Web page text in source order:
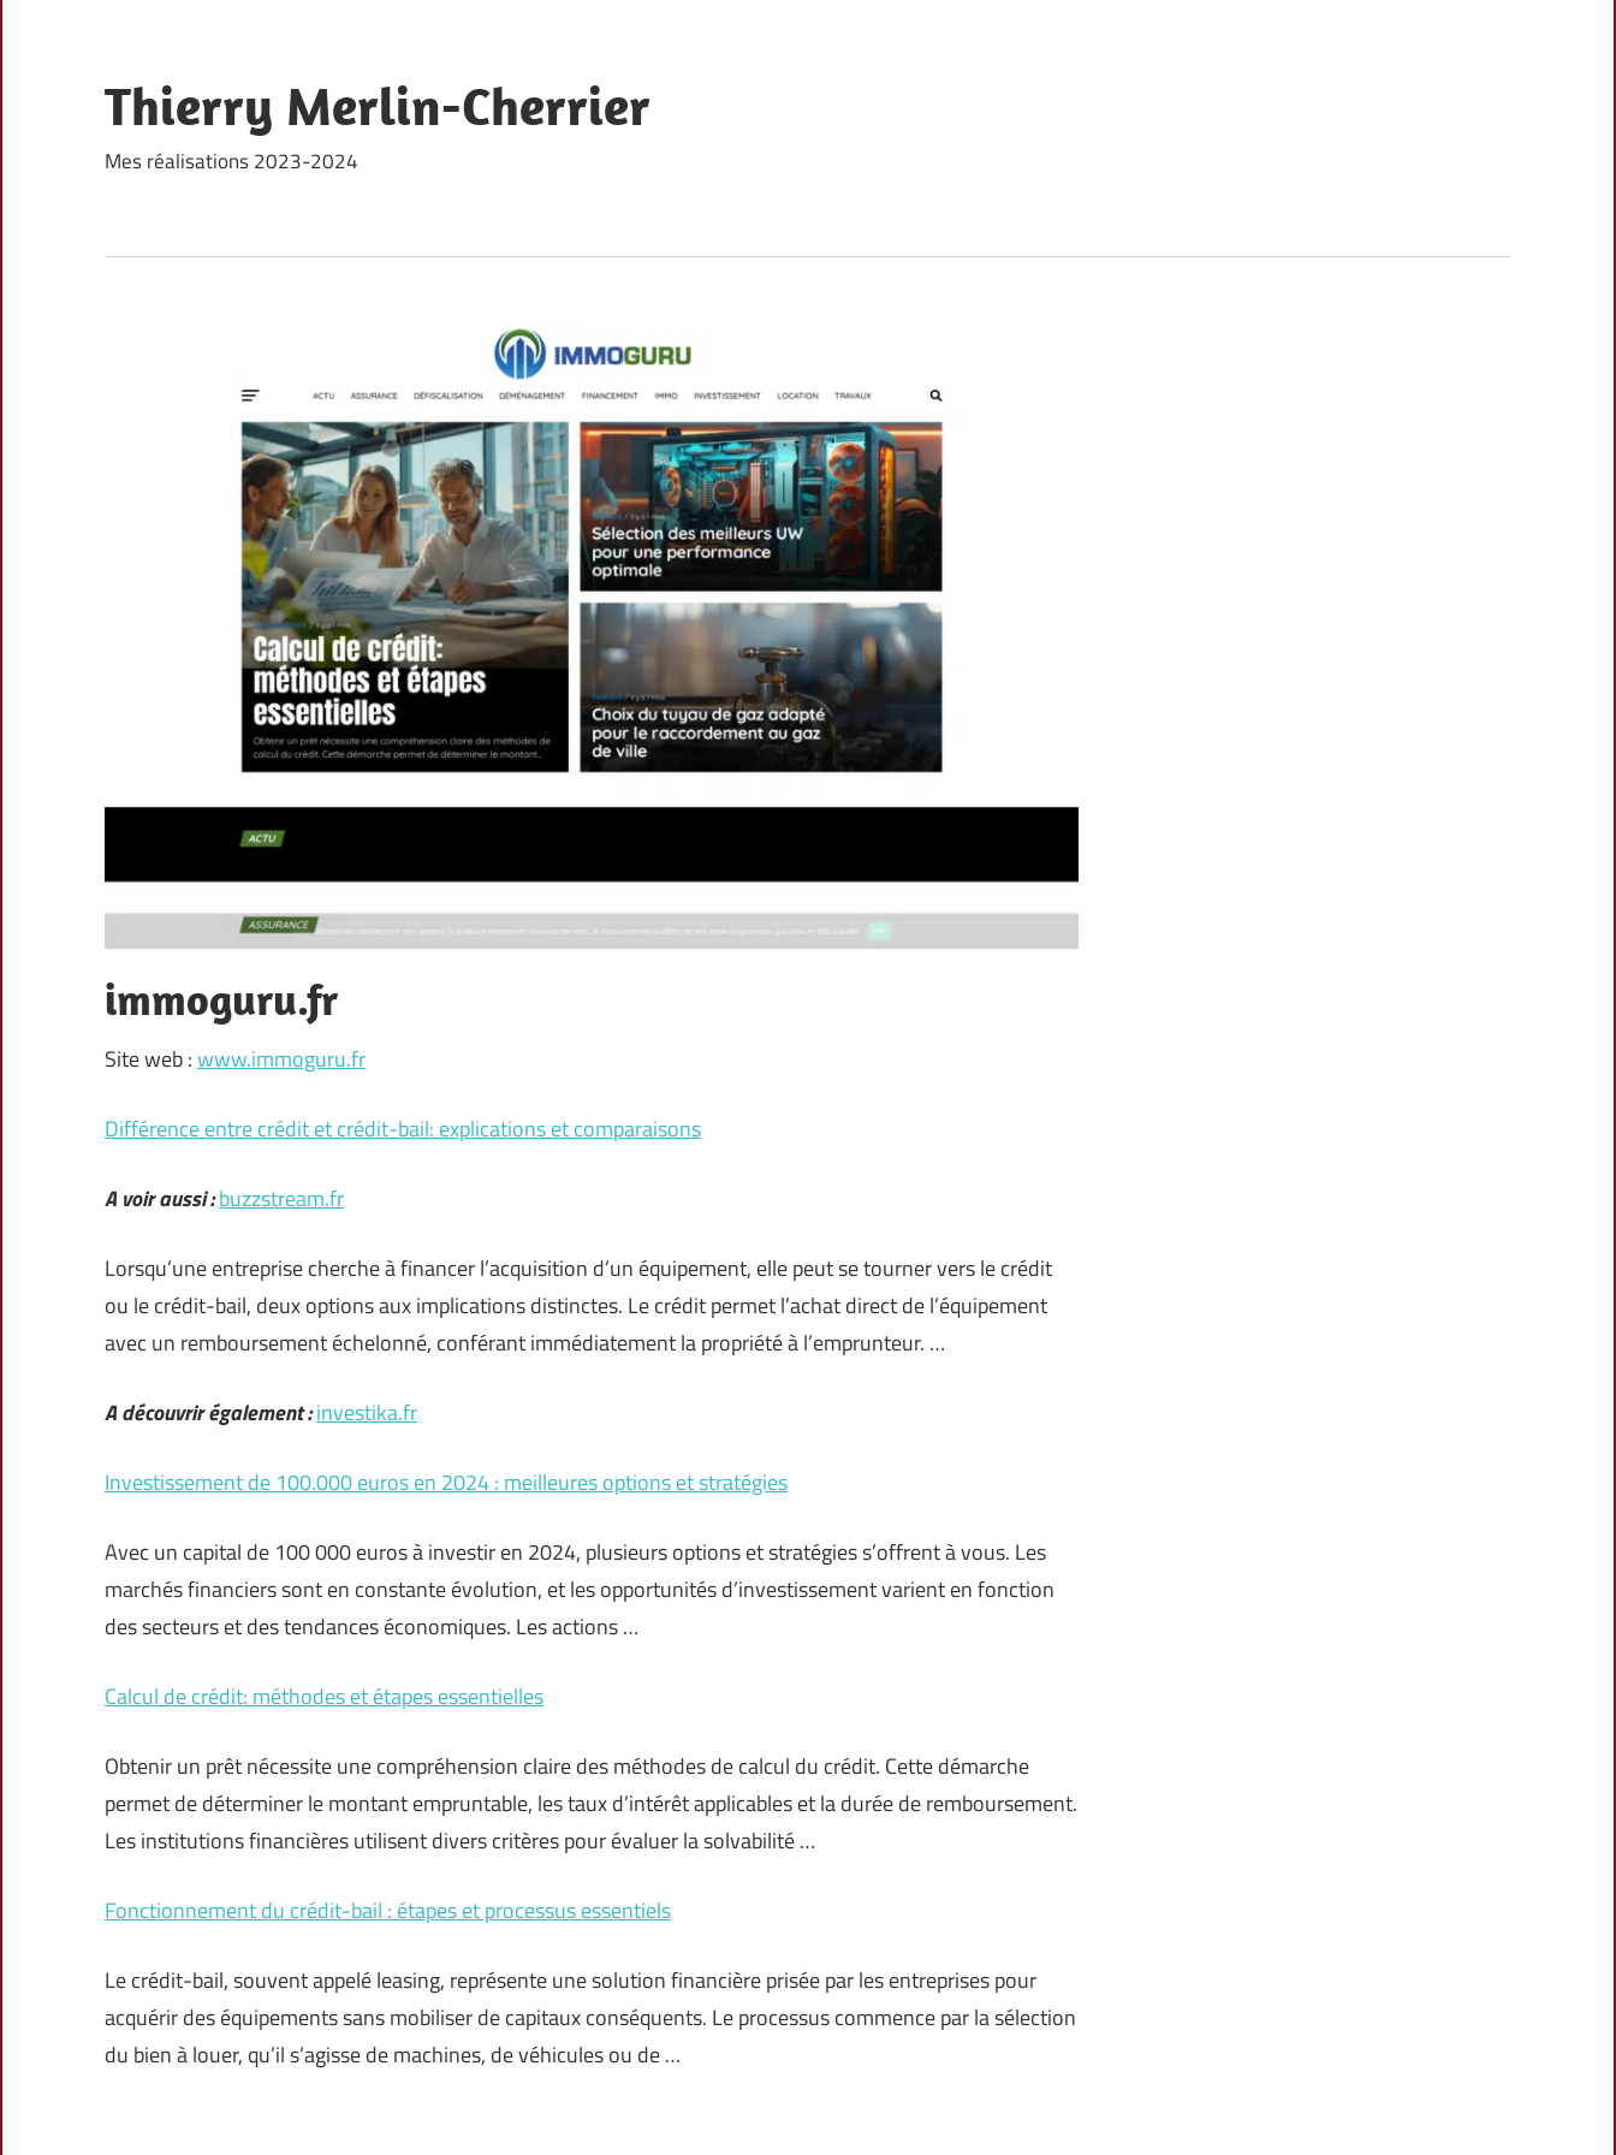
content
Thierry Merlin-Cherrier
Mes réalisations 2023-2024
immoguru.fr
Site web :www.immoguru.fr
Différence entre crédit et crédit-bail: explications et comparaisons
A voir aussi :buzzstream.fr
Lorsqu’une entreprise cherche à financer l’acquisition d’un équipement, elle peut se tourner vers le crédit
ou le crédit-bail, deux options aux implications distinctes. Le crédit permet l’achat direct de l’équipement
avec un remboursement échelonné, conférant immédiatement la propriété à l’emprunteur. …
A découvrir également :investika.fr
Investissement de 100.000 euros en 2024 : meilleures options et stratégies
Avec un capital de 100 000 euros à investir en 2024, plusieurs options et stratégies s’offrent à vous. Les
marchés financiers sont en constante évolution, et les opportunités d’investissement varient en fonction
des secteurs et des tendances économiques. Les actions …
Calcul de crédit: méthodes et étapes essentielles
Obtenir un prêt nécessite une compréhension claire des méthodes de calcul du crédit. Cette démarche
permet de déterminer le montant empruntable, les taux d’intérêt applicables et la durée de remboursement.
Les institutions financières utilisent divers critères pour évaluer la solvabilité …
Fonctionnement du crédit-bail : étapes et processus essentiels
Le crédit-bail, souvent appelé leasing, représente une solution financière prisée par les entreprises pour
acquérir des équipements sans mobiliser de capitaux conséquents. Le processus commence par la sélection
du bien à louer, qu’il s’agisse de machines, de véhicules ou de …